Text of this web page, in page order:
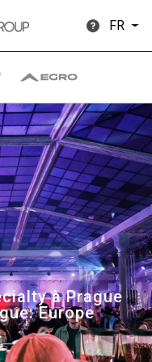
FR
à Prague
Europe
Télécharger
Plus
de